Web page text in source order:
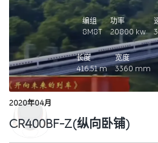
门，并采用全新商务座布局。CR400BF-C共
CR400BF-GZ。5144、5145、5162目前（
编组
8M8T
功率
20800 kw
长度
416.51m
宽度
3360 mm
2020年04月
CR400BF-Z(纵向卧铺)